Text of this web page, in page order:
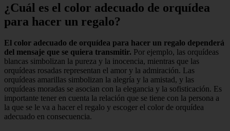
¿Cuál es el color adecuado de orquídea
para hacer un regalo?
El color adecuado de orquídea para hacer un regalo dependerá
del mensaje que se quiera transmitir. Por ejemplo, las orquídeas
blancas simbolizan la pureza y la inocencia, mientras que las
orquídeas rosadas representan el amor y la admiración. Las
orquídeas amarillas simbolizan la alegría y la amistad, y las
orquídeas moradas se asocian con la elegancia y la sofisticación. Es
importante tener en cuenta la relación que se tiene con la persona a
la que se le va a hacer el regalo y escoger el color de orquídea
adecuado en consecuencia.